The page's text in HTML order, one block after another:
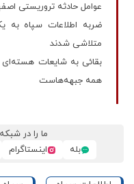
عوامل حادثه تروریستی
ضربه اطلاعات سپاه به
متلاشی شدند
بقائی به شایعات هسته‌ای
همه جبهه‌هاست
ما را در
بله
اینستاگرام